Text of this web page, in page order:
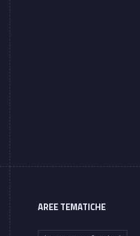
AREE TEMATICHE